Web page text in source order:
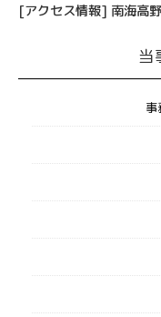
[アクセス情報] 南海高
当
事